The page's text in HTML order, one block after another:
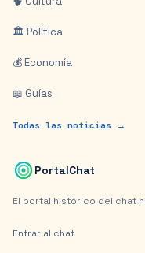
🏛️ Política
💰 Economía
📖 Guías
Todas las noticias →
PortalChat
El portal histórico del chat
Entrar al chat